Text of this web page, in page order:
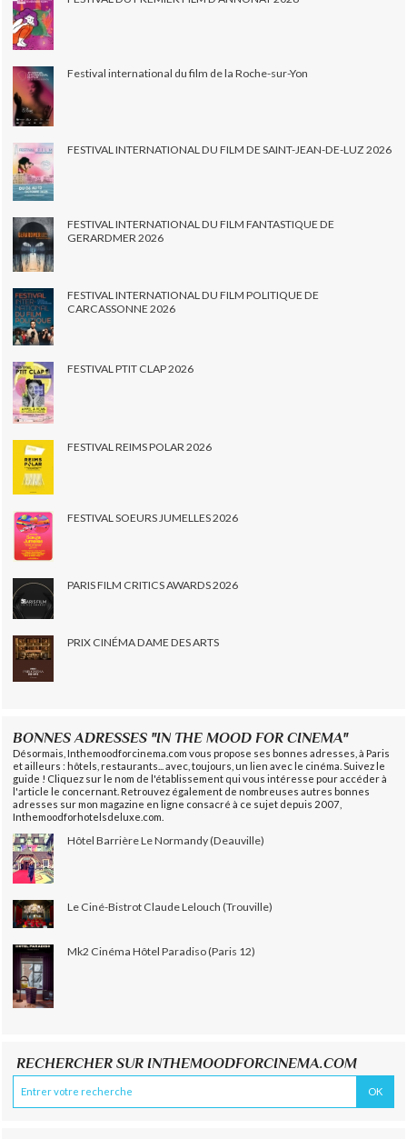
Festival international du film de la Roche-sur-Yon
FESTIVAL INTERNATIONAL DU FILM DE SAINT-JEAN-DE-LUZ 2026
FESTIVAL INTERNATIONAL DU FILM FANTASTIQUE DE
GERARDMER 2026
FESTIVAL INTERNATIONAL DU FILM POLITIQUE DE
CARCASSONNE 2026
FESTIVAL PTIT CLAP 2026
FESTIVAL REIMS POLAR 2026
FESTIVAL SOEURS JUMELLES 2026
PARIS FILM CRITICS AWARDS 2026
PRIX CINÉMA DAME DES ARTS
BONNES ADRESSES "IN THE MOOD FOR CINEMA"
Désormais, Inthemoodforcinema.com vous propose ses bonnes adresses, à Paris
et ailleurs : hôtels, restaurants... avec, toujours, un lien avec le cinéma. Suivez le
guide ! Cliquez sur le nom de l'établissement qui vous intéresse pour accéder à
l'article le concernant. Retrouvez également de nombreuses autres bonnes
adresses sur mon magazine en ligne consacré à ce sujet depuis 2007,
Inthemoodforhotelsdeluxe.com.
Hôtel Barrière Le Normandy (Deauville)
Le Ciné-Bistrot Claude Lelouch (Trouville)
Mk2 Cinéma Hôtel Paradiso (Paris 12)
RECHERCHER SUR INTHEMOODFORCINEMA.COM